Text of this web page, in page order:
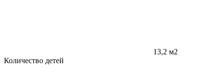
13,2 м2
Количество детей